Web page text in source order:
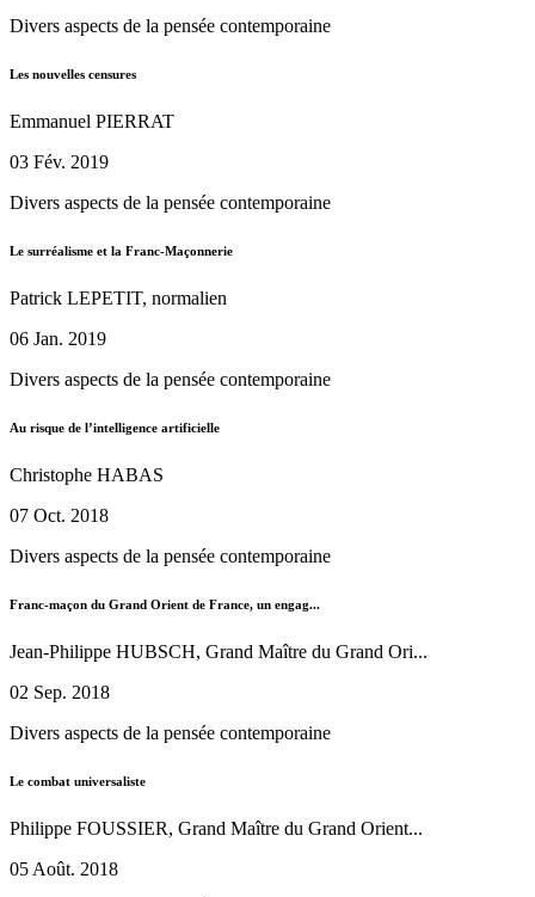
Divers aspects de la pensée contemporaine
Les nouvelles censures
Emmanuel PIERRAT
03 Fév. 2019
Divers aspects de la pensée contemporaine
Le surréalisme et la Franc-Maçonnerie
Patrick LEPETIT, normalien
06 Jan. 2019
Divers aspects de la pensée contemporaine
Au risque de l’intelligence artificielle
Christophe HABAS
07 Oct. 2018
Divers aspects de la pensée contemporaine
Franc-maçon du Grand Orient de France, un engag...
Jean-Philippe HUBSCH, Grand Maître du Grand Ori...
02 Sep. 2018
Divers aspects de la pensée contemporaine
Le combat universaliste
Philippe FOUSSIER, Grand Maître du Grand Orient...
05 Août. 2018